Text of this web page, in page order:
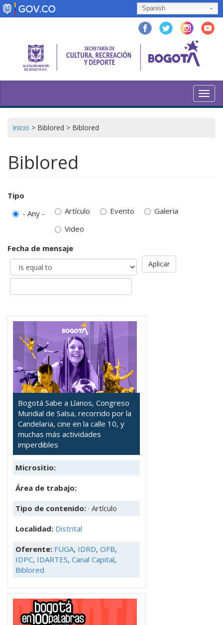
Skip
to
Spanish
Inicio > Biblored > Biblored
Biblored
Tipo
- Any -
Artículo Evento
Galeria
Video
Fecha de mensaje
Aplicar
Bogotá Sabe a Llanos, Congreso
Mundial de Salsa, recorrido por la
Candelaria, cine en la calle 10, y
muchas más actividades
imperdibles
Micrositio:
Área de trabajo:
Tipo de contenido: · Artículo
Localidad: Distrital
Oferente: FUGA, IDRD, OFB,
IDPC, IDARTES, Canal Capital,
Biblored